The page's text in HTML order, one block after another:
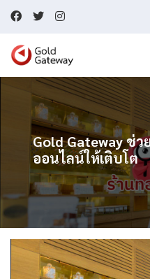
Gold Gateway ช่
ออนไลน์ให้เติบโต